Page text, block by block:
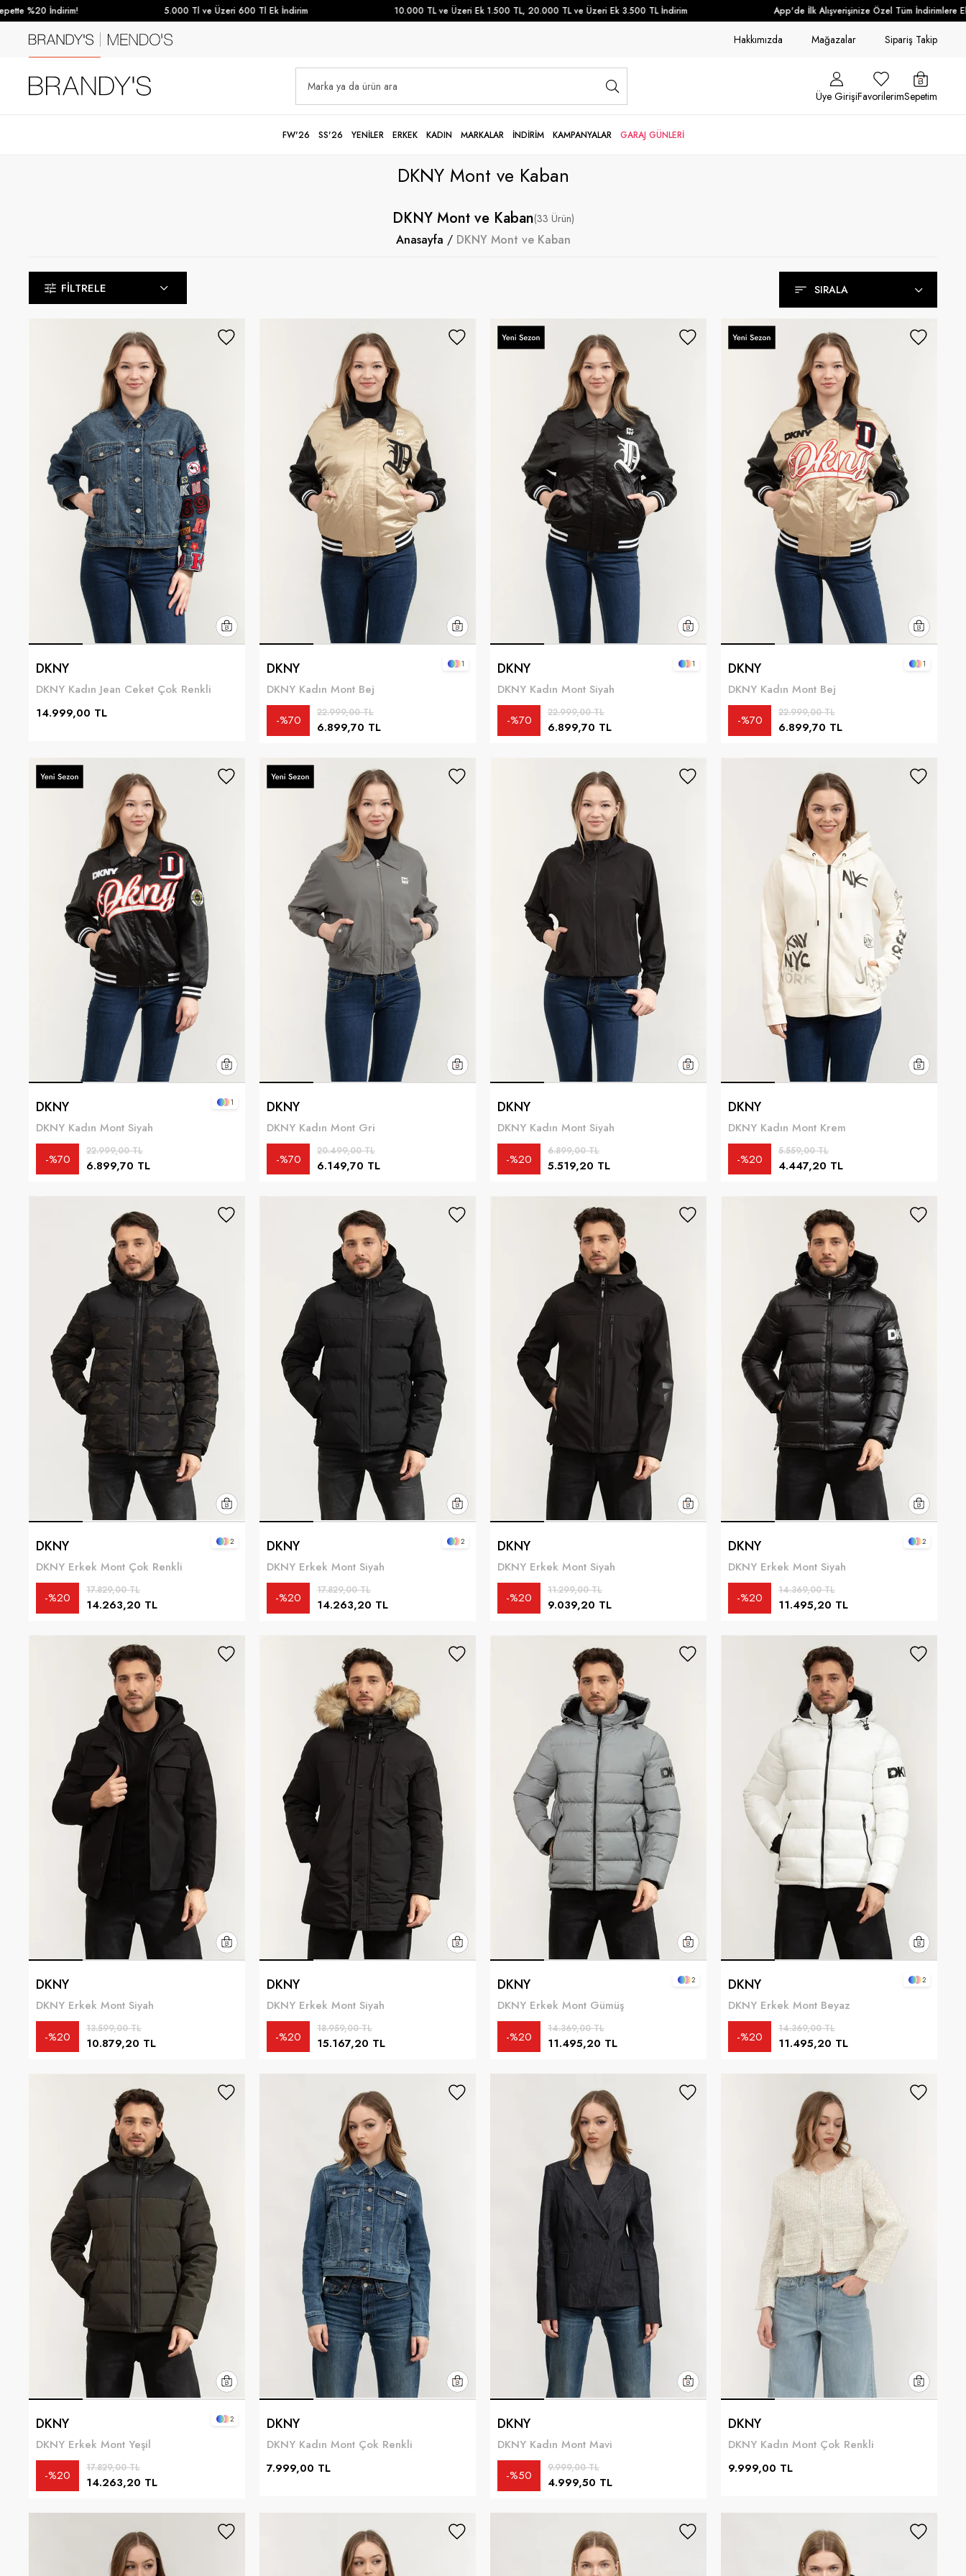
İndirim! 5.000 Tl ve Üzeri 600 Tl Ek İndirim 10.000 TL ve Üzeri Ek 1.500 TL, 20.000 TL ve Üzeri Ek 3.500 TL İndirim App'de İlk Alışverişinize Özel Tüm İndirimlere Ek +
Hakkımızda Mağazalar Sipariş Takip
Üye GirişiFavorilerimSepetim
FW'26 SS'26 YENİLER ERKEK KADIN MARKALAR İNDİRİM KAMPANYALAR GARAJ GÜNLERİ
DKNY Mont ve Kaban
DKNY Mont ve Kaban 33
Anasayfa DKNY Mont ve Kaban
FILTRELE SIRALA
Artan Fiyat
Azalan Fiyat
Yeni Gelenler
En Çok Satanlar
İndirim Oranına Göre
(Azalan)
İndirim Oranına Göre (Artan)
DKNY
DKNY Kadın Jean Ceket Çok Renkli
14.999,00 TL
DKNY
DKNY Kadın Mont Bej
6.899,70 TL
22.999,00 TL
%70
1 DKNY
DKNY Kadın Mont Siyah
6.899,70 TL
22.999,00 TL
%70
1 DKNY
DKNY Kadın Mont Bej
6.899,70 TL
22.999,00 TL
%70
1
DKNY
DKNY Kadın Mont Siyah
6.899,70 TL
22.999,00 TL
%70
1 DKNY
DKNY Kadın Mont Gri
6.149,70 TL
20.499,00 TL
%70
DKNY
DKNY Kadın Mont Siyah
5.519,20 TL
6.899,00 TL
%20
DKNY
DKNY Kadın Mont Krem
4.447,20 TL
5.559,00 TL
%20
DKNY
DKNY Erkek Mont Çok Renkli
14.263,20 TL
17.829,00 TL
%20
2 DKNY
DKNY Erkek Mont Siyah
14.263,20 TL
17.829,00 TL
%20
2 DKNY
DKNY Erkek Mont Siyah
9.039,20 TL
11.299,00 TL
%20
DKNY
DKNY Erkek Mont Siyah
11.495,20 TL
14.369,00 TL
%20
2
DKNY
DKNY Erkek Mont Siyah
10.879,20 TL
13.599,00 TL
%20
DKNY
DKNY Erkek Mont Siyah
15.167,20 TL
18.959,00 TL
%20
DKNY
DKNY Erkek Mont Gümüş
11.495,20 TL
14.369,00 TL
%20
2 DKNY
DKNY Erkek Mont Beyaz
11.495,20 TL
14.369,00 TL
%20
2
DKNY
DKNY Erkek Mont Yeşil
14.263,20 TL
17.829,00 TL
%20
2 DKNY
DKNY Kadın Mont Çok Renkli
7.999,00 TL
DKNY
DKNY Kadın Mont Mavi
4.999,50 TL
9.999,00 TL
%50
DKNY
DKNY Kadın Mont Çok Renkli
9.999,00 TL